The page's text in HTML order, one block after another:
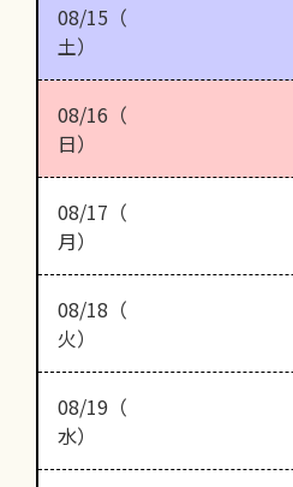
08/15（
土）
08/16（
日）
08/17（
月）
08/18（
火）
08/19（
水）